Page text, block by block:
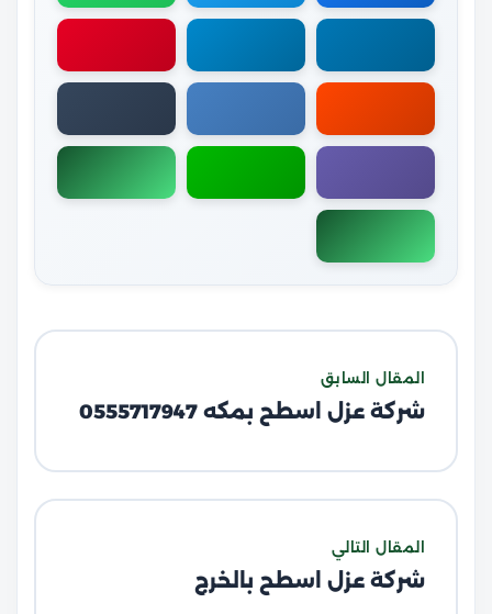
المقال السابق
شركة عزل اسطح بمكه 0555717947
المقال التالي
شركة عزل اسطح بالخرج